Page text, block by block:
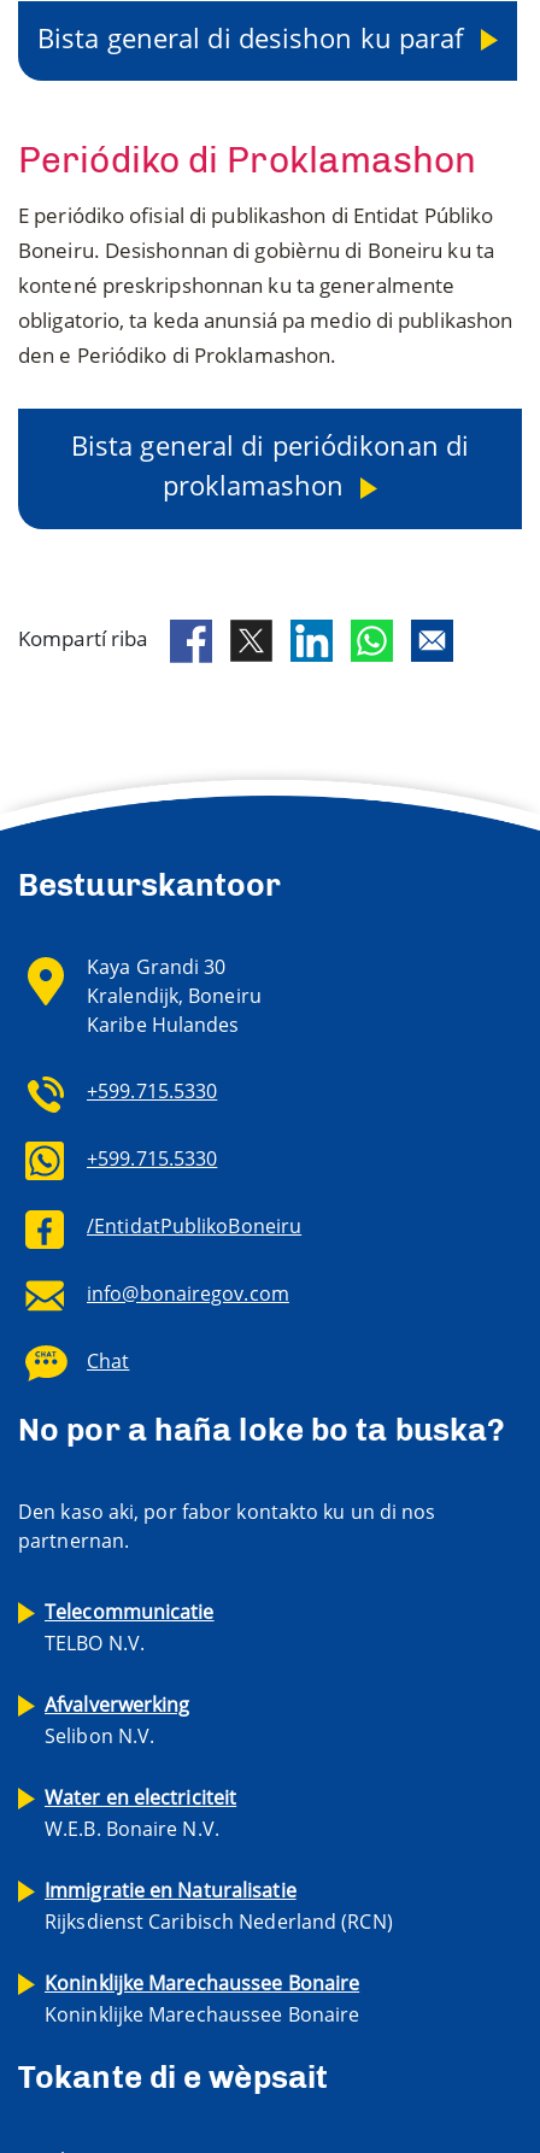
Bista general di desishon ku paraf
Periódiko di Proklamashon
E periódiko ofisial di publikashon di Entidat Públiko
Boneiru. Desishonnan di gobièrnu di Boneiru ku ta
kontené preskripshonnan ku ta generalmente
obligatorio, ta keda anunsiá pa medio di publikashon
den e Periódiko di Proklamashon.
Bista general di periódikonan di
proklamashon
Kompartí riba
Bestuurskantoor
Kaya Grandi 30
Kralendijk, Boneiru
Karibe Hulandes
+599.715.5330
+599.715.5330
/EntidatPublikoBoneiru
info@bonairegov.com
Chat
No por a haña loke bo ta buska?
Den kaso aki, por fabor kontakto ku un di nos
partnernan.
Telecommunicatie
TELBO N.V.
Afvalverwerking
Selibon N.V.
Water en electriciteit
W.E.B. Bonaire N.V.
Immigratie en Naturalisatie
Rijksdienst Caribisch Nederland (RCN)
Koninklijke Marechaussee Bonaire
Koninklijke Marechaussee Bonaire
Tokante di e wèpsait